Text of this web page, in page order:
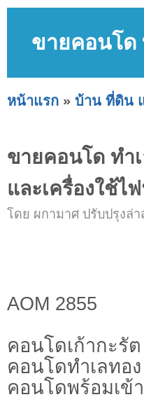
ขายคอนโด
หน้าแรก » บ้าน ที่ดิน
ขายคอนโด ทำ
และเครื่องใช้ไ
โดย ผกามาศ ปรับปรุงล่า
AOM 2855
คอนโดเก้ากะรัต
คอนโดทำเลทอง
คอนโดพร้อมเข้